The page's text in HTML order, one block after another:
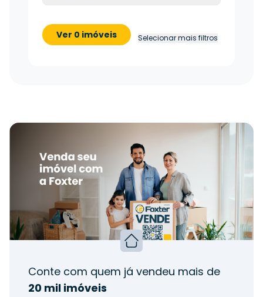
Ver 0 imóveis Selecionar mais filtros
Conte com quem já vendeu mais de
20 mil imóveis